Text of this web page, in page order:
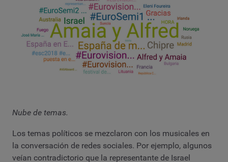
Nube de temas.
Los temas políticos se mezclaron con los musicales en
la conversación de redes sociales. Por ejemplo, algunos
veían contradictorio que la representante de Israel